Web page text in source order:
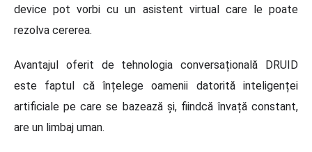
device pot vorbi cu un asistent virtual care le poate
rezolva cererea.
Avantajul oferit de tehnologia conversațională DRUID
este faptul că înțelege oamenii datorită inteligenței
artificiale pe care se bazează și, fiindcă învață constant,
are un limbaj uman.